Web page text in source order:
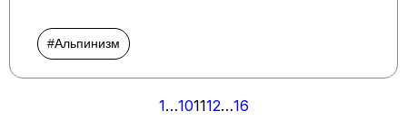
#Альпинизм
1…101112…16